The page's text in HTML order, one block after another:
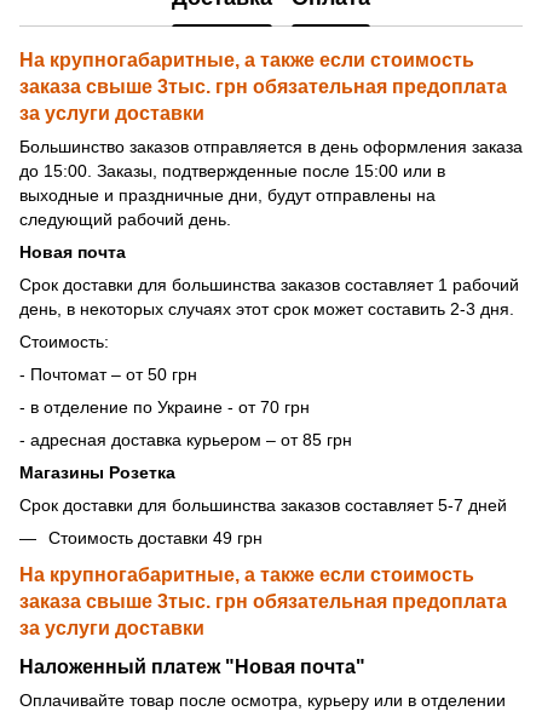
На крупногабаритные, а также если стоимость
заказа свыше 3тыс. грн обязательная предоплата
за услуги доставки
Большинство заказов отправляется в день оформления заказа
до 15:00. Заказы, подтвержденные после 15:00 или в
выходные и праздничные дни, будут отправлены на
следующий рабочий день.
Новая почта
Срок доставки для большинства заказов составляет 1 рабочий
день, в некоторых случаях этот срок может составить 2-3 дня.
Стоимость:
- Почтомат – от 50 грн
- в отделение по Украине - от 70 грн
- адресная доставка курьером – от 85 грн
Магазины Розетка
Срок доставки для большинства заказов составляет 5-7 дней
Стоимость доставки 49 грн
На крупногабаритные, а также если стоимость
заказа свыше 3тыс. грн обязательная предоплата
за услуги доставки
Наложенный платеж "Новая почта"
Оплачивайте товар после осмотра, курьеру или в отделении